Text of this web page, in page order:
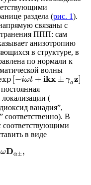
раздела (рис. 1).
связаны с
ППП: сам
анизотропию
в структуре, в
по нормали к
волны
−iωt + ikx ± γaz
локализации (
ванадия”,
соответственно). В
соответствующими
в виде
ωDα±,